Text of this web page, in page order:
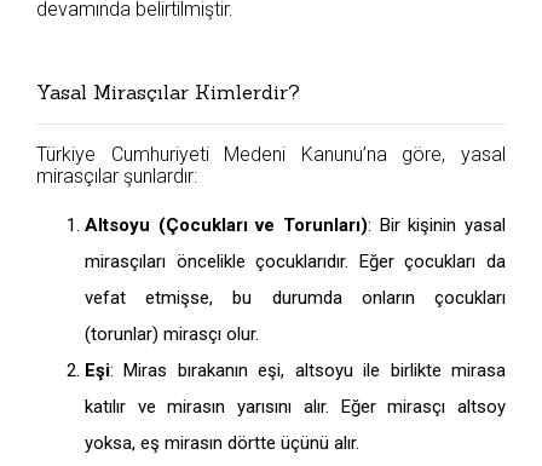
devamında belirtilmiştir.
Yasal Mirasçılar Kimlerdir?
Türkiye Cumhuriyeti Medeni Kanunu’na göre, yasal
mirasçılar şunlardır:
Altsoyu (Çocukları ve Torunları): Bir kişinin yasal
mirasçıları öncelikle çocuklarıdır. Eğer çocukları da
vefat etmişse, bu durumda onların çocukları
(torunlar) mirasçı olur.
Eşi: Miras bırakanın eşi, altsoyu ile birlikte mirasa
katılır ve mirasın yarısını alır. Eğer mirasçı altsoy
yoksa, eş mirasın dörtte üçünü alır.